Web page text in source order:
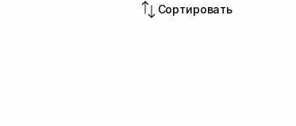
Сортировать